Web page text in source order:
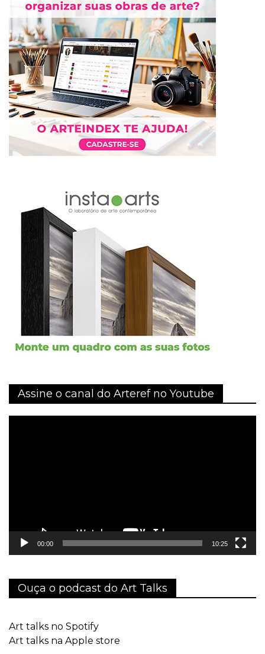
Assine o canal do Arteref no Youtube
00:00 10:25
Ouça o podcast do Art Talks
Art talks no Spotify
Art talks na Apple store